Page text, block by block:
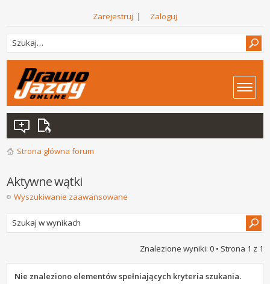
Zarejestruj | Zaloguj
Strona główna forum
Aktywne wątki
Wyszukiwanie zaawansowane
Znalezione wyniki: 0 • Strona 1 z 1
Nie znaleziono elementów spełniających kryteria szukania.